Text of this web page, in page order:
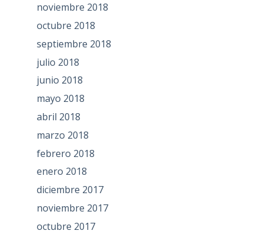
noviembre 2018
octubre 2018
septiembre 2018
julio 2018
junio 2018
mayo 2018
abril 2018
marzo 2018
febrero 2018
enero 2018
diciembre 2017
noviembre 2017
octubre 2017